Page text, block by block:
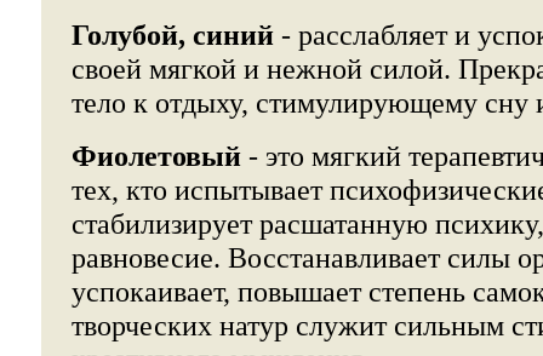
Голубой, синий - расслабляет и
своей мягкой и нежной силой.
тело к отдыху, стимулирующему сну
Фиолетовый - это мягкий
тех, кто испытывает
стабилизирует расшатанную
равновесие. Восстанавливает силы
успокаивает, повышает степень
творческих натур служит сильным